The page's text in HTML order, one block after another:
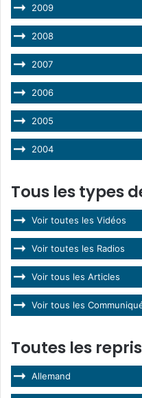
2009
2008
2007
2006
2005
2004
Tous les types
Voir toutes les Vidéos
Voir toutes les Radios
Voir tous les Articles
Voir tous les
Toutes les
Allemand